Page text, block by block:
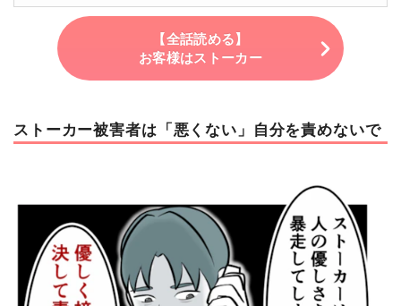
【全話読める】
お客様はストーカー
ストーカー被害者は「悪くない」自分を責めないで